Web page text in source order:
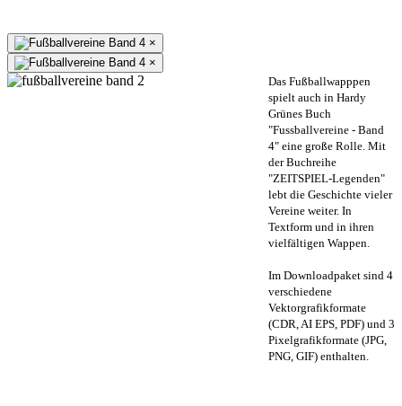
×
×
Das Fußballwapppen
spielt auch in Hardy
Grünes Buch
"Fussballvereine - Band
4" eine große Rolle. Mit
der Buchreihe
"ZEITSPIEL-Legenden"
lebt die Geschichte vieler
Vereine weiter. In
Textform und in ihren
vielfältigen Wappen.
Im Downloadpaket sind 4
verschiedene
Vektorgrafikformate
(CDR, AI EPS, PDF) und 3
Pixelgrafikformate (JPG,
PNG, GIF) enthalten.